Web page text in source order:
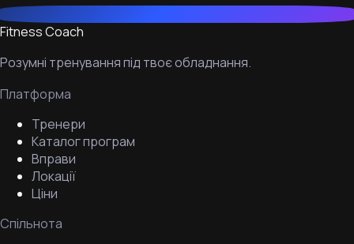
Fitness Coach
Розумні тренування під твоє обладнання.
Платформа
Тренери
Каталог програм
Вправи
Локації
Ціни
Спільнота